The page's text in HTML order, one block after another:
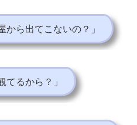
から出てこないの？」
てるから？」